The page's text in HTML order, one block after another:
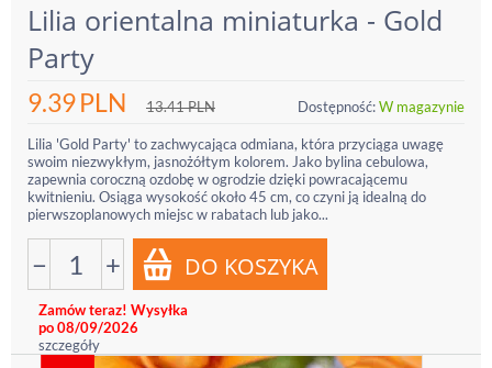
Lilia orientalna miniaturka - Gold
Party
9.39PLN 13.41PLN Dostępność:W magazynie
Lilia 'Gold Party' to zachwycająca odmiana, która przyciąga uwagę
swoim niezwykłym, jasnożółtym kolorem. Jako bylina cebulowa,
zapewnia coroczną ozdobę w ogrodzie dzięki powracającemu
kwitnieniu. Osiąga wysokość około 45 cm, co czyni ją idealną do
pierwszoplanowych miejsc w rabatach lub jako...
− +
Zamów teraz! Wysyłka
po 08/09/2026
szczegóły